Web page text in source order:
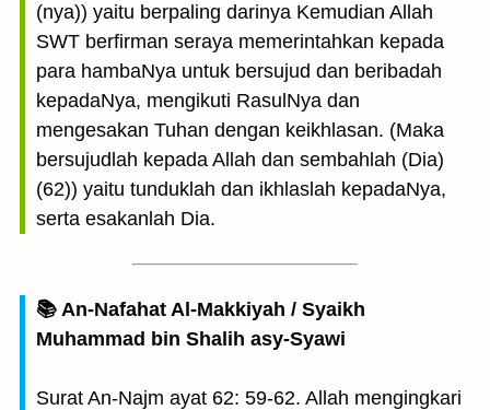
(nya)) yaitu berpaling darinya Kemudian Allah
SWT berfirman seraya memerintahkan kepada
para hambaNya untuk bersujud dan beribadah
kepadaNya, mengikuti RasulNya dan
mengesakan Tuhan dengan keikhlasan. (Maka
bersujudlah kepada Allah dan sembahlah (Dia)
(62)) yaitu tunduklah dan ikhlaslah kepadaNya,
serta esakanlah Dia.
📚 An-Nafahat Al-Makkiyah / Syaikh
Muhammad bin Shalih asy-Syawi
Surat An-Najm ayat 62: 59-62. Allah mengingkari